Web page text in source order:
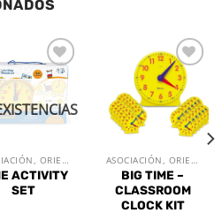
Añadir
a la
lista de
deseos
ASOCIACIÓN, ORIENTACIÓN Y MEMORIA
ACTIVITY
SET
Añadir
a la
lista de
deseos
ASOCIACIÓN, ORIENTACIÓN Y MEMORIA
BIG TIME –
CLASSROOM
CLOCK KIT